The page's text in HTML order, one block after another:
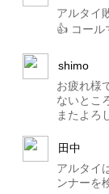
アルタイ
👍 コール
shimo
お疲れ様
ないとこ
またよろ
田中
アルタイ
ンナーを